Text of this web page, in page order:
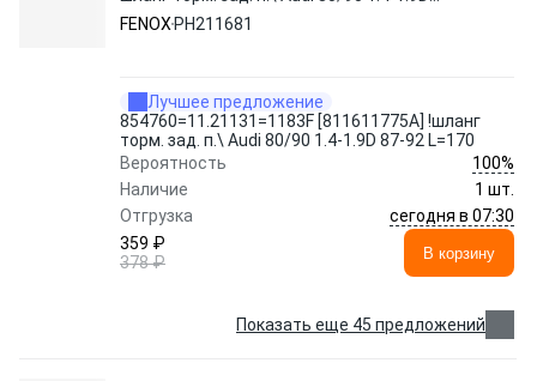
87-92 L=170 PH211681 FENOX
FENOX PH211681
Лучшее предложение
854760=11.21131=1183F [811611775A] !шланг
торм. зад. п.\ Audi 80/90 1.4-1.9D 87-92 L=170
Вероятность
100%
Наличие
1 шт.
Отгрузка
сегодня в 07:30
359 ₽
378 ₽
В корзину
Показать еще 45 предложений